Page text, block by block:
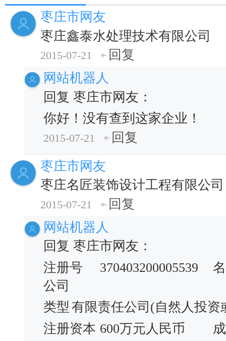
枣庄市网友
枣庄鑫泰水处理技术有限公司
2015-07-21
回复
网站机器人
回复 枣庄市网友：
你好！没有查到这家企业！
2015-07-21
回复
枣庄市网友
枣庄名匠装饰设计工程有限公司
2015-07-21
回复
网站机器人
回复 枣庄市网友：
注册号
370403200005539
公司
类型 有限责任公司(自然人投资
注册资本 600万元人民币